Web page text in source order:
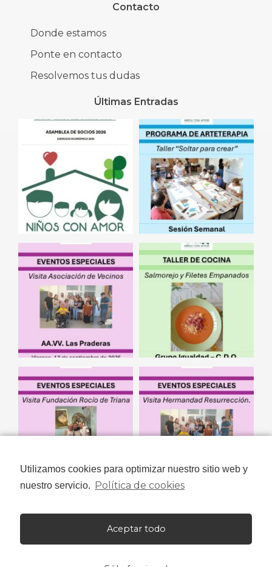
Utilizamos cookies para optimizar nuestro sitio web y
nuestro servicio. Política de cookies
Aceptar todo
Contacto
Donde estamos
Ponte en contacto
Resolvemos tus dudas
Últimas Entradas